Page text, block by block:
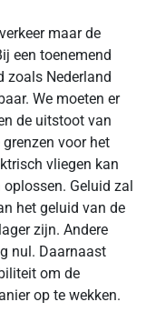
maar de
een toenemend
zoals Nederland
We moeten er
de uitstoot van
voor het
vliegen kan
Geluid zal
het geluid van de
zijn. Andere
nul. Daarnaast
om de
op te wekken.